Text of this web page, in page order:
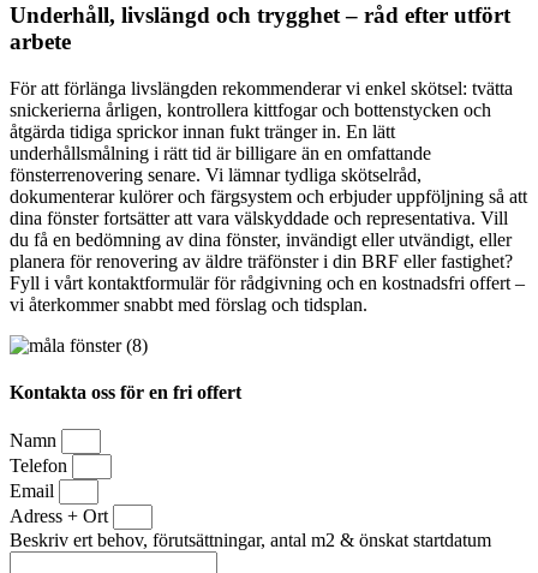
Underhåll, livslängd och trygghet – råd efter utfört
arbete
För att förlänga livslängden rekommenderar vi enkel skötsel: tvätta
snickerierna årligen, kontrollera kittfogar och bottenstycken och
åtgärda tidiga sprickor innan fukt tränger in. En lätt
underhållsmålning i rätt tid är billigare än en omfattande
fönsterrenovering senare. Vi lämnar tydliga skötselråd,
dokumenterar kulörer och färgsystem och erbjuder uppföljning så att
dina fönster fortsätter att vara välskyddade och representativa. Vill
du få en bedömning av dina fönster, invändigt eller utvändigt, eller
planera för renovering av äldre träfönster i din BRF eller fastighet?
Fyll i vårt kontaktformulär för rådgivning och en kostnadsfri offert –
vi återkommer snabbt med förslag och tidsplan.
Kontakta oss för en fri offert
Namn
Telefon
Email
Adress + Ort
Beskriv ert behov, förutsättningar, antal m2 & önskat startdatum